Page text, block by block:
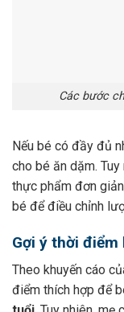
Các bước
Nếu bé có đầy đủ
cho bé ăn dặm.
thực phẩm đơn
bé để điều chỉnh
Gợi ý thời điểm
Theo khuyến cáo
điểm thích hợp để